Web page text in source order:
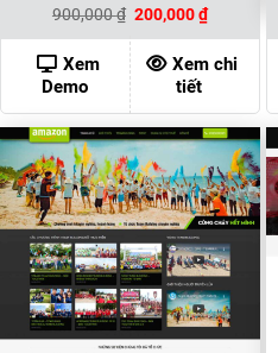
900,000₫ Giá
gốc
là:
900,000 ₫.
200,000₫Giá
hiện
tại
là:
200,000 ₫.
Xem
Demo
Xem chi
tiết